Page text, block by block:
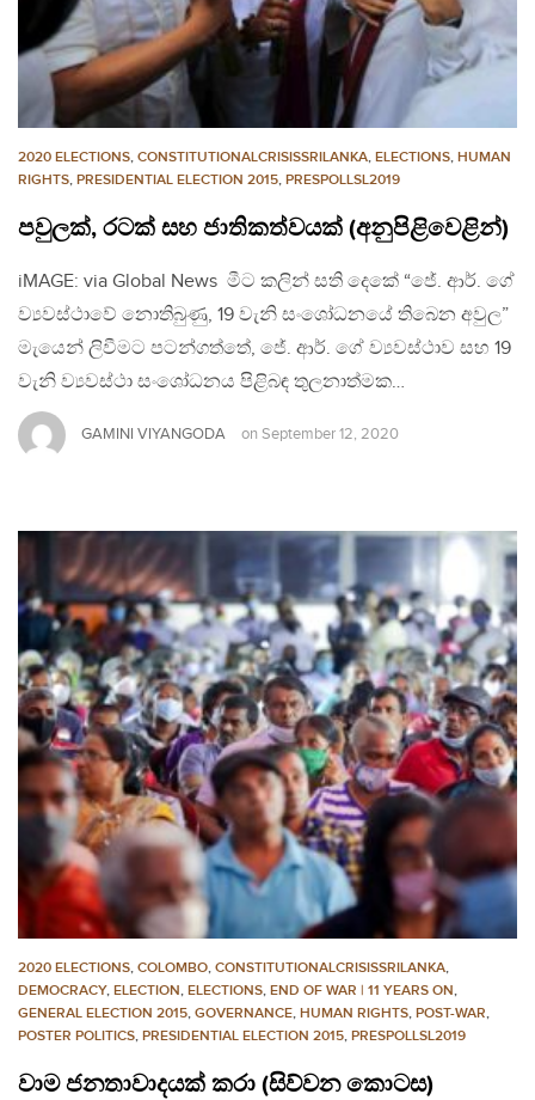
2020 ELECTIONS, CONSTITUTIONALCRISISSRILANKA, ELECTIONS, HUMAN
RIGHTS, PRESIDENTIAL ELECTION 2015, PRESPOLLSL2019
පවුලක්, රටක් සහ ජාතිකත්වයක් (අනුපිළිවෙළින්)
iMAGE: via Global News මීට කලින් සති දෙකේ “ජේ. ආර්. ගේ
ව්‍යවස්ථාවේ නොතිබුණු, 19 වැනි සංශෝධනයේ තිබෙන අවුල”
මැයෙන් ලිවීමට පටන්ගත්තේ, ජේ. ආර්. ගේ ව්‍යවස්ථාව සහ 19
වැනි ව්‍යවස්ථා සංශෝධනය පිළිබඳ තුලනාත්මක…
GAMINI VIYANGODA on September 12, 2020
2020 ELECTIONS, COLOMBO, CONSTITUTIONALCRISISSRILANKA,
DEMOCRACY, ELECTION, ELECTIONS, END OF WAR | 11 YEARS ON,
GENERAL ELECTION 2015, GOVERNANCE, HUMAN RIGHTS, POST-WAR,
POSTER POLITICS, PRESIDENTIAL ELECTION 2015, PRESPOLLSL2019
වාම ජනතාවාදයක් කරා (සිව්වන කොටස)